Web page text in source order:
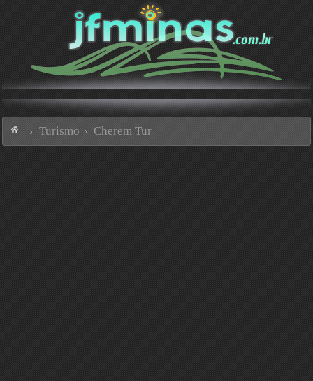
Turismo Cherem Tur